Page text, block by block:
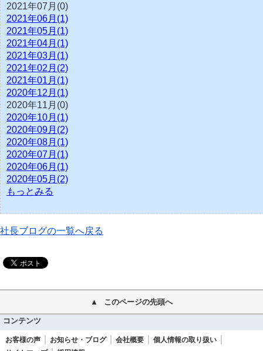
2021年07月(0)
2021年06月(1)
2021年05月(1)
2021年04月(1)
2021年03月(1)
2021年02月(2)
2021年01月(1)
2020年12月(1)
2020年11月(0)
2020年10月(1)
2020年09月(2)
2020年08月(1)
2020年07月(1)
2020年06月(1)
2020年05月(2)
もっとみる
社長ブログの一覧へ戻る
このページの先頭へ
コンテンツ
お客様の声 お知らせ・ブログ 会社概要
個人情報の取り扱い